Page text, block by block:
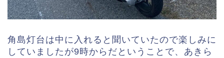
角島灯台は中に入れると聞いていたので楽しみに
していましたが9時からだということで、あきら